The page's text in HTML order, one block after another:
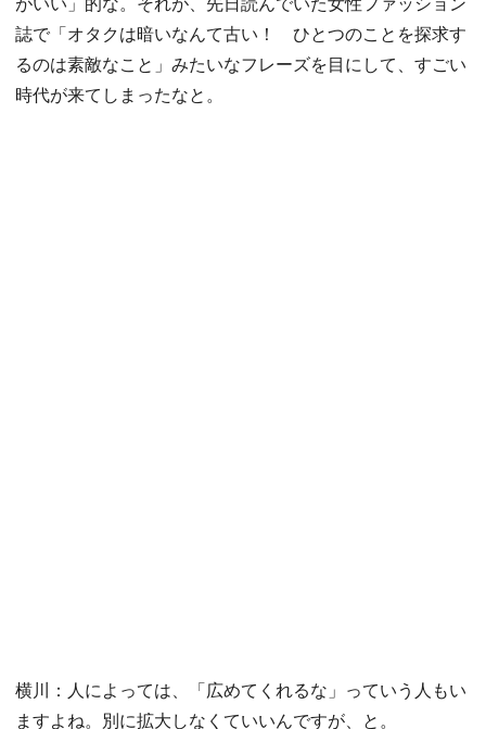
誌で「オタクは暗いなんて古い！ ひとつのことを探求す
るのは素敵なこと」みたいなフレーズを目にして、すごい
時代が来てしまったなと。
横川：人によっては、「広めてくれるな」っていう人もい
ますよね。別に拡大しなくていいんですが、と。